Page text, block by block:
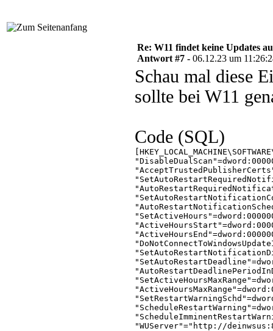
Re: W11 findet keine Updates
Antwort #7 - 06.12.23 um
Schau mal diese
sollte bei W11
Code (SQL)
"WUServer"="http://